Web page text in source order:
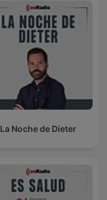
La Noche de Dieter